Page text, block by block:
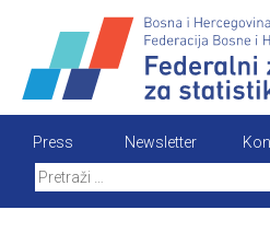
content
Press Newsletter